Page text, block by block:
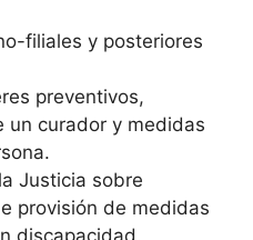
filiales y posteriores
preventivos,
un curador y medidas
Justicia sobre
provisión de medidas
discapacidad.